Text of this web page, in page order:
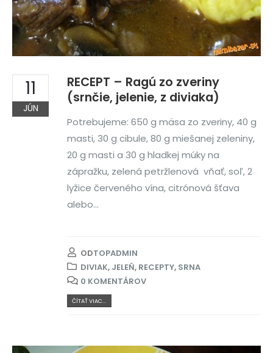
11
JÚN
RECEPT – Ragú zo zveriny
(srnčie, jelenie, z diviaka)
Potrebujeme: 650 g mäsa zo zveriny, 40 g
masti, 30 g cibule, 80 g miešanej zeleniny,
20 g masti a 30 g hladkej múky na
zápražku, zelená petržlenová vňať, soľ, 2
lyžice červeného vína, citrónová šťava
alebo...
ODTOPADMIN
DIVIAK, JELEŇ, RECEPTY, SRNA
0 KOMENTÁROV
ČÍTAŤ VIAC...